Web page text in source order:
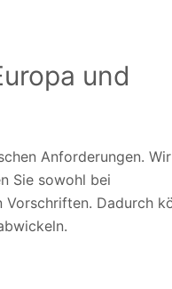
und
Anforderungen.
Sie sowohl bei
Dadurch